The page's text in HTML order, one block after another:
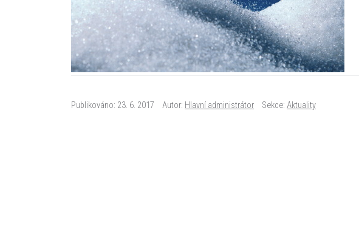
Publikováno: 23. 6. 2017 Autor: Hlavní administrátor Sekce: Aktuality